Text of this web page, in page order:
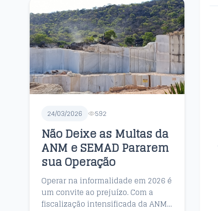
24/03/2026 592
Não Deixe as Multas da
ANM e SEMAD Pararem
sua Operação
Operar na informalidade em 2026 é
um convite ao prejuízo. Com a
fiscalização intensificada da ANM